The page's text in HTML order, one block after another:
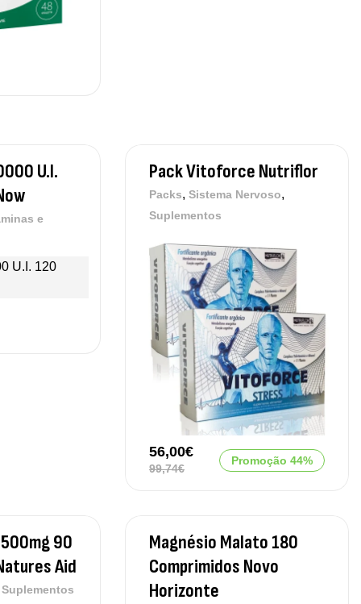
U.I.
e
Pack Vitoforce Nutriflor
Packs, Sistema Nervoso,
Suplementos
99,74€
56,00€
Promoção 44%
90
Aid
Suplementos
Magnésio Malato 180
Comprimidos Novo
Horizonte